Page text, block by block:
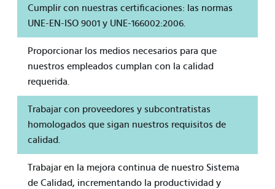
Cumplir con nuestras certificaciones: las normas
UNE-EN-ISO 9001 y UNE-166002:2006.
Proporcionar los medios necesarios para que
nuestros empleados cumplan con la calidad
requerida.
Trabajar con proveedores y subcontratistas
homologados que sigan nuestros requisitos de
calidad.
Trabajar en la mejora continua de nuestro Sistema
de Calidad, incrementando la productividad y